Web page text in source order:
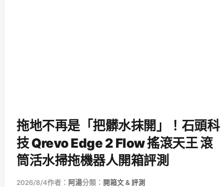
拖地不再是「把髒水抹開」！石頭科
技 Qrevo Edge 2 Flow 搖滾天王 滾
筒活水掃拖機器人開箱評測
2026/8/4作者： 阿湯分類： 開箱文 & 評測